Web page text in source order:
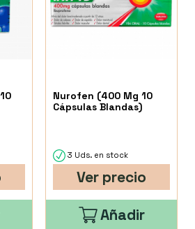
Nurofen (400 Mg 10
Cápsulas Blandas)
3 Uds. en stock
Ver precio
Añadir